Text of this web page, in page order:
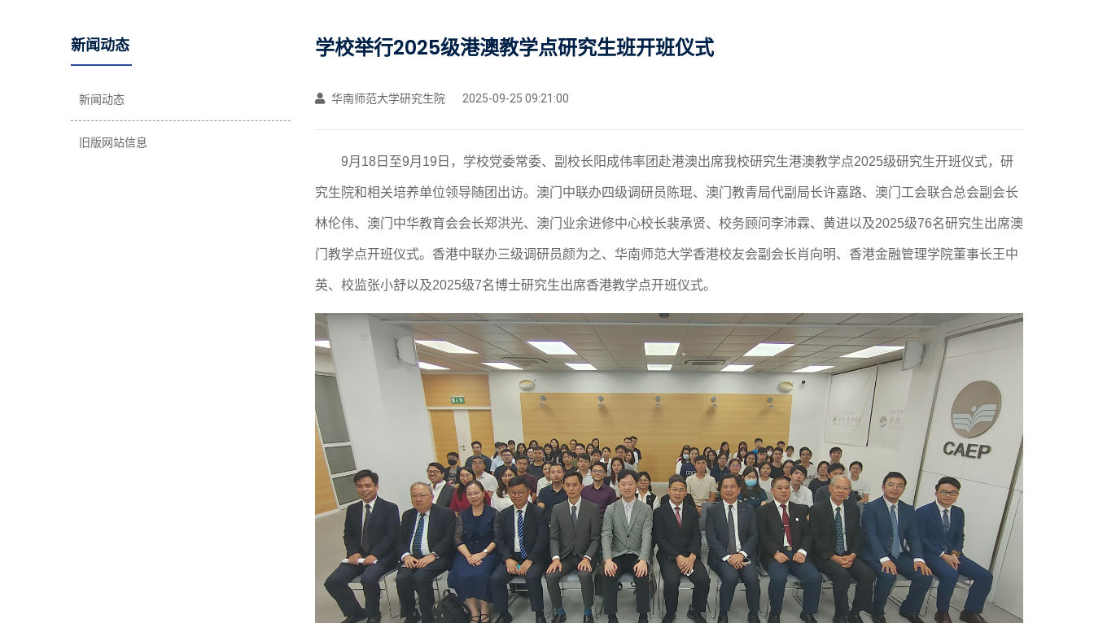
新闻动态
新闻动态
旧版网站信息
学校举行2025级港澳教学点研究生班开班仪式
华南师范大学研究生院 2025-09-25 09:21:00
9月18日至9月19日，学校党委常委、副校长阳成伟率团赴港澳出席我校研究生港澳教学点2025级研究生开班仪式，研
究生院和相关培养单位领导随团出访。澳门中联办四级调研员陈琨、澳门教青局代副局长许嘉路、澳门工会联合总会副会长
林伦伟、澳门中华教育会会长郑洪光、澳门业余进修中心校长裴承贤、校务顾问李沛霖、黄进以及2025级76名研究生出席澳
门教学点开班仪式。香港中联办三级调研员颜为之、华南师范大学香港校友会副会长肖向明、香港金融管理学院董事长王中
英、校监张小舒以及2025级7名博士研究生出席香港教学点开班仪式。